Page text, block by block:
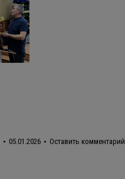
05.01.2026 Оставить комментарий